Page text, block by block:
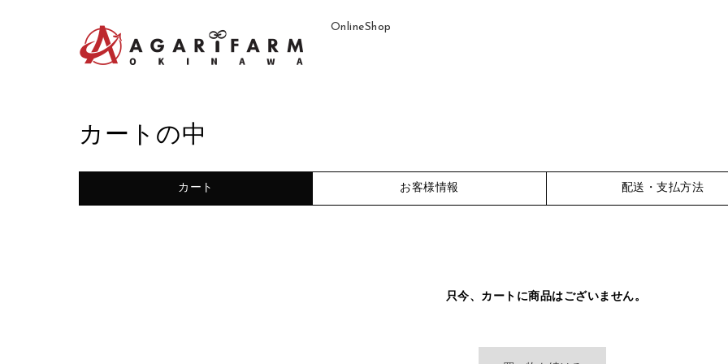
OnlineShop
カートの中
カート お客様情報 配送・支払方法
只今、カートに商品はございません。